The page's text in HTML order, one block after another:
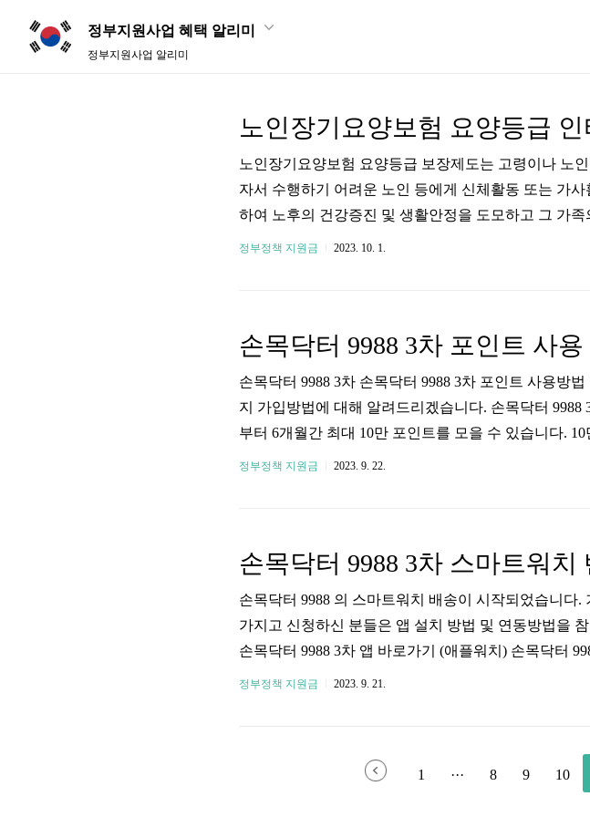
정부지원사업 혜택 알리미
정부지원사업 알리미
노인장기요양보험 요양등급
노인장기요양보험 요양등급 보장제도는 고령이나 노
자서 수행하기 어려운 노인 등에게 신체활동 또는 가
하여 노후의 건강증진 및 생활안정을 도모하고 그 가
질을 향상하도록 함을 목적으로 시행하는 사회보험제
확인하기 요양등급 장점 건강 상태: 요양등급은 개인의
정부정책 지원금 2023. 10. 1.
손목닥터 9988 3차 손목닥터 9988 3차 포인트 사용방
지 가입방법에 대해 알려드리겠습니다. 손목닥터 9988
부터 6개월간 최대 10만 포인트를 모을 수 있습니다.
원입니다. 연속 참여하게 되면 , 스마트워치, 앱서비스
포인트를 전환해서 사용가능합니다. 서울페이앱 가입
정부정책 지원금 2023. 9. 22.
손목닥터 9988 의 스마트워치 배송이 시작되었습니다
가지고 신청하신 분들은 앱 설치 방법 및 연동방법을
손목닥터 9988 3차 앱 바로가기 (애플워치) 손목닥터
스마트 밴드) 손목닥터 9988 2.0 3차 앱 다운로드 손목
다. 구버전이 아닌 2.0으로 주의해서 받아야 합니다. 아
안드로이드 '손목닥터 9988 2.0' ..
정부정책 지원금 2023. 9. 21.
1 ··· 8 9 10